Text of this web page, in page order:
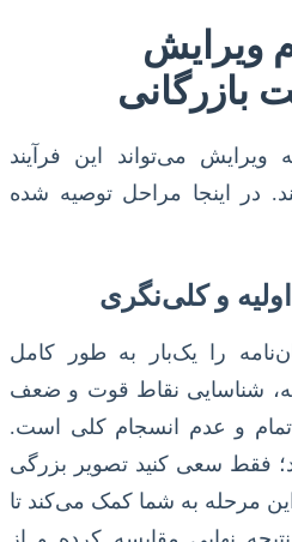
ویرایش
بازرگانی
ویرایش می‌تواند این فرآیند
در اینجا مراحل توصیه شده
و کلی‌نگری
را یک‌بار به طور کامل
شناسایی نقاط قوت و ضعف
و عدم انسجام کلی است.
فقط سعی کنید تصویر بزرگی
مرحله به شما کمک می‌کند تا